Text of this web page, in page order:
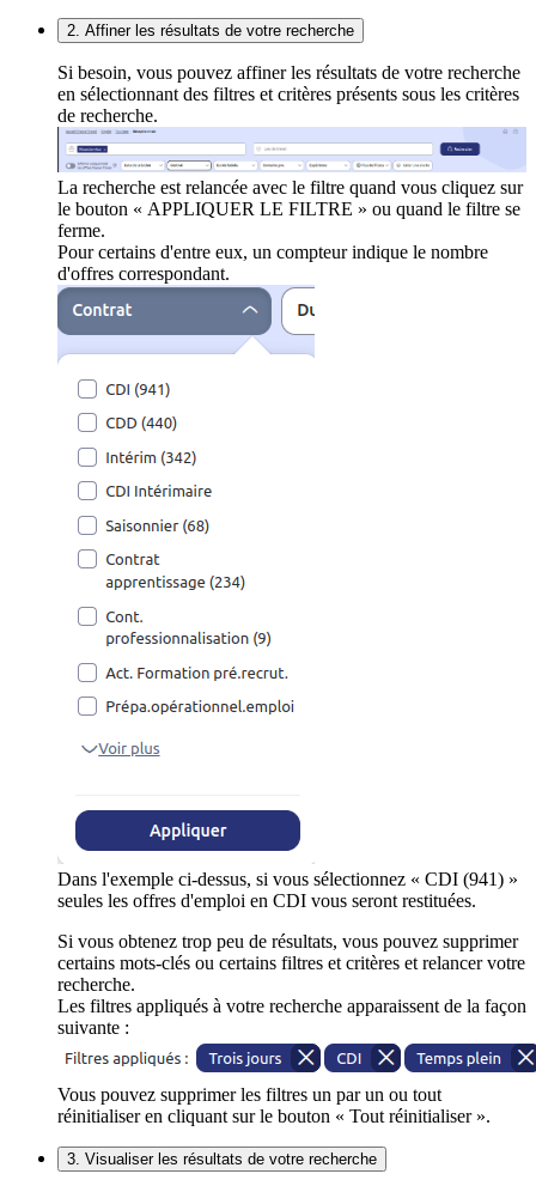
2. Affiner les résultats de votre recherche
Si besoin, vous pouvez affiner les résultats de votre recherche
en sélectionnant des filtres et critères présents sous les critères
de recherche.
La recherche est relancée avec le filtre quand vous cliquez sur
le bouton « APPLIQUER LE FILTRE » ou quand le filtre se
ferme.
Pour certains d'entre eux, un compteur indique le nombre
d'offres correspondant.
Dans l'exemple ci-dessus, si vous sélectionnez « CDI (941) »
seules les offres d'emploi en CDI vous seront restituées.
Si vous obtenez trop peu de résultats, vous pouvez supprimer
certains mots-clés ou certains filtres et critères et relancer votre
recherche.
Les filtres appliqués à votre recherche apparaissent de la façon
suivante :
Vous pouvez supprimer les filtres un par un ou tout
réinitialiser en cliquant sur le bouton « Tout réinitialiser ».
3. Visualiser les résultats de votre recherche